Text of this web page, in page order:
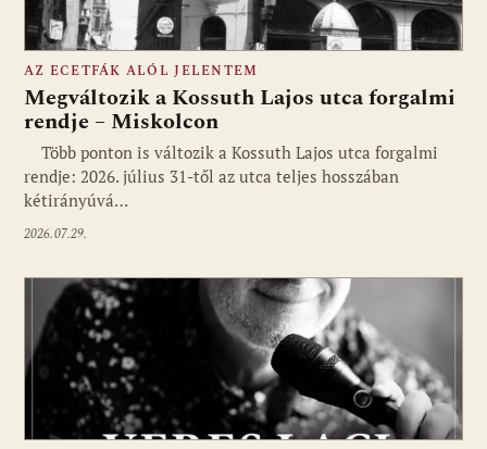
AZ ECETFÁK ALÓL JELENTEM
Megváltozik a Kossuth Lajos utca forgalmi
rendje – Miskolcon
Több ponton is változik a Kossuth Lajos utca forgalmi
rendje: 2026. július 31-től az utca teljes hosszában
kétirányúvá…
2026.07.29.